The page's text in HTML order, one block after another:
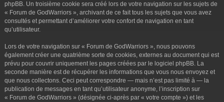
phpBB. Un troisième cookie sera créé lors de votre navigation sur les sujets de
« Forum de GodWarriors », archivant de ce fait tous les sujets que vous avez
consultés et permettant d’améliorer votre confort de navigation en tant
qu’utilisateur.
Lors de votre navigation sur « Forum de GodWarriors », nous pouvons
également créer une quatrième sorte de cookies, externes au document qui est
prévu pour couvrir uniquement les pages créées par le logiciel phpBB. La
seconde manière est de récupérer les informations que vous nous envoyez et
que nous collectons. Ceci peut correspondre — mais n’est pas limité à — la
publication de messages en tant qu’utilisateur anonyme, l’inscription sur
« Forum de GodWarriors » (désignée ci-après par « votre compte ») et les